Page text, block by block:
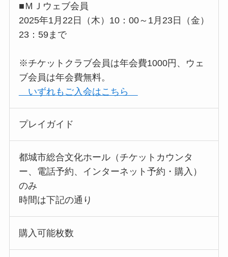
■ＭＪウェブ会員
2025年1月22日（木）10：00～1月23日（金）
23：59まで
※チケットクラブ会員は年会費1000円、ウェ
ブ会員は年会費無料。
いずれもご入会はこちら
プレイガイド
都城市総合文化ホール（チケットカウンタ
ー、電話予約、インターネット予約・購入）
のみ
時間は下記の通り
購入可能枚数